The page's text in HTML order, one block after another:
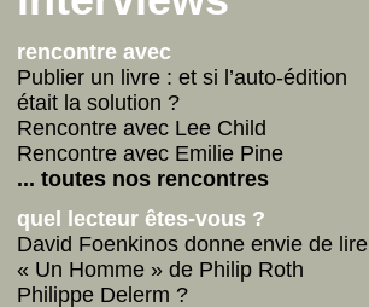
La fabrique des pervers
... lire les autres
rencontre avec
Publier un livre : et si l’auto-édition
était la solution ?
Rencontre avec Lee Child
Rencontre avec Emilie Pine
... toutes nos rencontres
quel lecteur êtes-vous ?
David Foenkinos donne envie de lire
« Un Homme » de Philip Roth
Philippe Delerm ?